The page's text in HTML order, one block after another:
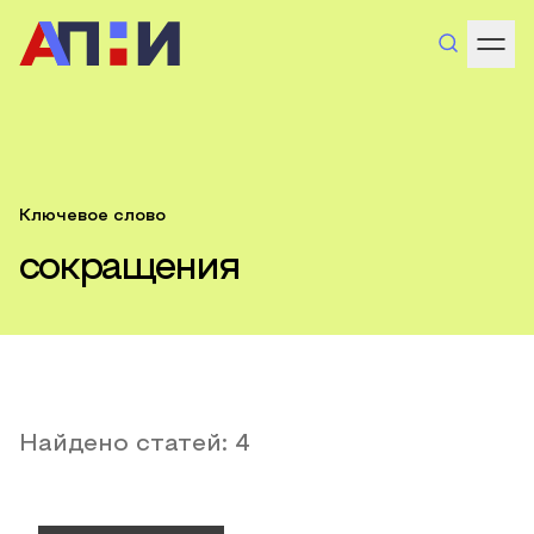
Ключевое слово
сокращения
Найдено статей: 4